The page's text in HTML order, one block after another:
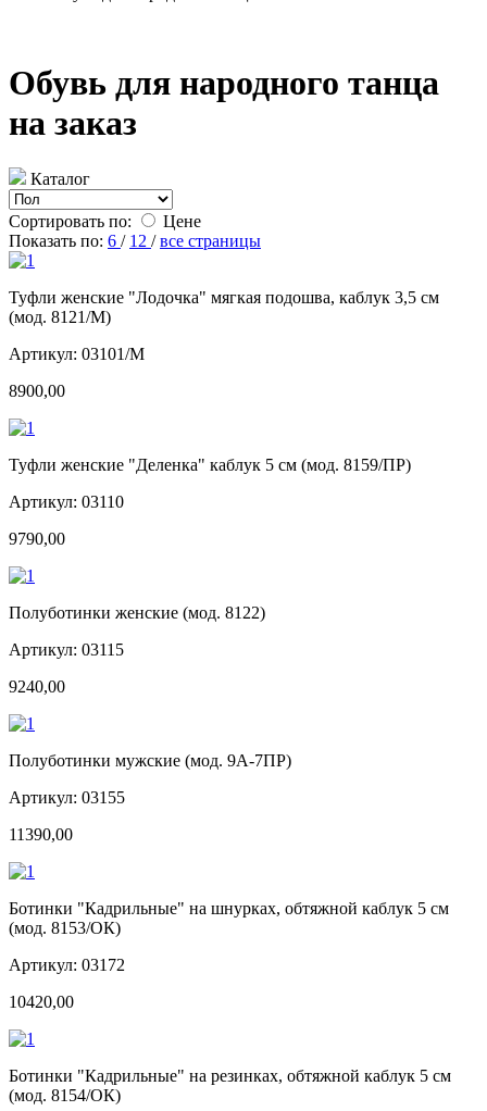
Обувь для народного танца
на заказ
Каталог
Сортировать по:
Цене
Показать по: 6 / 12 /все страницы
Туфли женские "Лодочка" мягкая подошва, каблук 3,5 см
(мод. 8121/М)
Артикул: 03101/M
8900,00
Туфли женские "Деленка" каблук 5 см (мод. 8159/ПР)
Артикул: 03110
9790,00
Полуботинки женские (мод. 8122)
Артикул: 03115
9240,00
Полуботинки мужские (мод. 9А-7ПР)
Артикул: 03155
11390,00
Ботинки "Кадрильные" на шнурках, обтяжной каблук 5 см
(мод. 8153/ОК)
Артикул: 03172
10420,00
Ботинки "Кадрильные" на резинках, обтяжной каблук 5 см
(мод. 8154/ОК)